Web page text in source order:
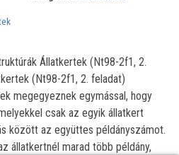
Állatkertek (Nt98-2f1, 2.
(Nt98-2f1, 2. feladat)
megegyeznek egymással, hogy
csak az egyik állatkert
között az együttes példányszámot.
állatkertnél marad több példány,